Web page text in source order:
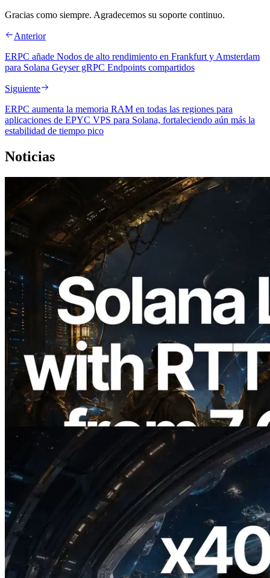
Gracias como siempre. Agradecemos su soporte continuo.
Anterior
ERPC añade Nodos de alto rendimiento en Frankfurt y Amsterdam
para Solana Geyser gRPC Endpoints compartidos
Siguiente
ERPC aumenta la memoria RAM en todas las regiones para
aplicaciones de EPYC VPS para Solana, fortaleciendo aún más la
estabilidad de tiempo pico
Noticias
2026.08.05
ERPC amplía la Leader Slot API de
Solana con medición de ping desde 7
regiones globales — También se lanza la
Validators Information API
Leer este artículo
2026.07.04